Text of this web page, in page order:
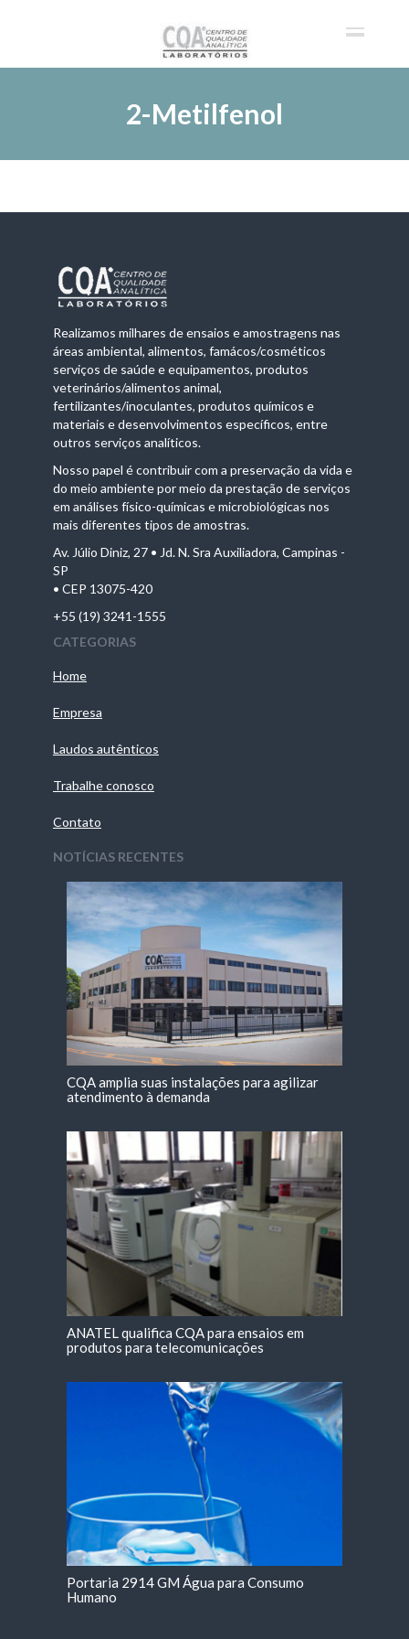
2-Metilfenol
Realizamos milhares de ensaios e amostragens nas
áreas ambiental, alimentos, famácos/cosméticos
serviços de saúde e equipamentos, produtos
veterinários/alimentos animal,
fertilizantes/inoculantes, produtos químicos e
materiais e desenvolvimentos específicos, entre
outros serviços analíticos.
Nosso papel é contribuir com a preservação da vida e
do meio ambiente por meio da prestação de serviços
em análises físico-químicas e microbiológicas nos
mais diferentes tipos de amostras.
Av. Júlio Diniz, 27 • Jd. N. Sra Auxiliadora, Campinas -
SP
• CEP 13075-420
+55 (19) 3241-1555
CATEGORIAS
Home
Empresa
Laudos autênticos
Trabalhe conosco
Contato
NOTÍCIAS RECENTES
CQA amplia suas instalações para agilizar
atendimento à demanda
ANATEL qualifica CQA para ensaios em
produtos para telecomunicações
Portaria 2914 GM Água para Consumo
Humano